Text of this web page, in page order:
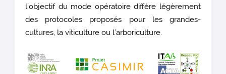
l’objectif du mode opératoire diffère légèrement
des protocoles proposés pour les grandes-
cultures, la viticulture ou l’arboriculture.